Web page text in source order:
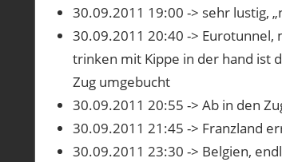
30.09.2011 19:00 -> sehr lustig,
30.09.2011 20:40 -> Eurotunnel,
trinken mit Kippe in der hand ist
Zug umgebucht
30.09.2011 20:55 -> Ab in den
30.09.2011 21:45 -> Franzland
30.09.2011 23:30 -> Belgien,